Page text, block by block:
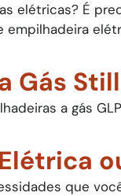
elétricas? É
Gás Still​
a gás
que